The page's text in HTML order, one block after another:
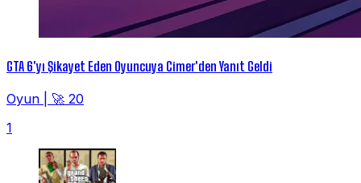
GTA 6'yı Şikayet Eden Oyuncuya Cimer'den Yanıt Geldi
Oyun
🚀 20
1